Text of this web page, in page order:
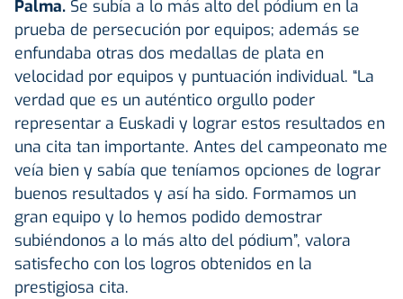
Palma. Se subía a lo más alto del pódium en la
prueba de persecución por equipos; además se
enfundaba otras dos medallas de plata en
velocidad por equipos y puntuación individual. “La
verdad que es un auténtico orgullo poder
representar a Euskadi y lograr estos resultados en
una cita tan importante. Antes del campeonato me
veía bien y sabía que teníamos opciones de lograr
buenos resultados y así ha sido. Formamos un
gran equipo y lo hemos podido demostrar
subiéndonos a lo más alto del pódium”, valora
satisfecho con los logros obtenidos en la
prestigiosa cita.